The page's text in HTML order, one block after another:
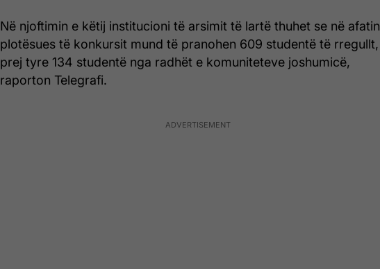
Në njoftimin e këtij institucioni të arsimit të lartë thuhet se në afatin
plotësues të konkursit mund të pranohen 609 studentë të rregullt,
prej tyre 134 studentë nga radhët e komuniteteve joshumicë,
raporton Telegrafi.